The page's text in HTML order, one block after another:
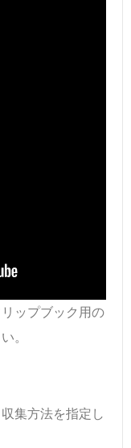
ップブック用の
。
集方法を指定し